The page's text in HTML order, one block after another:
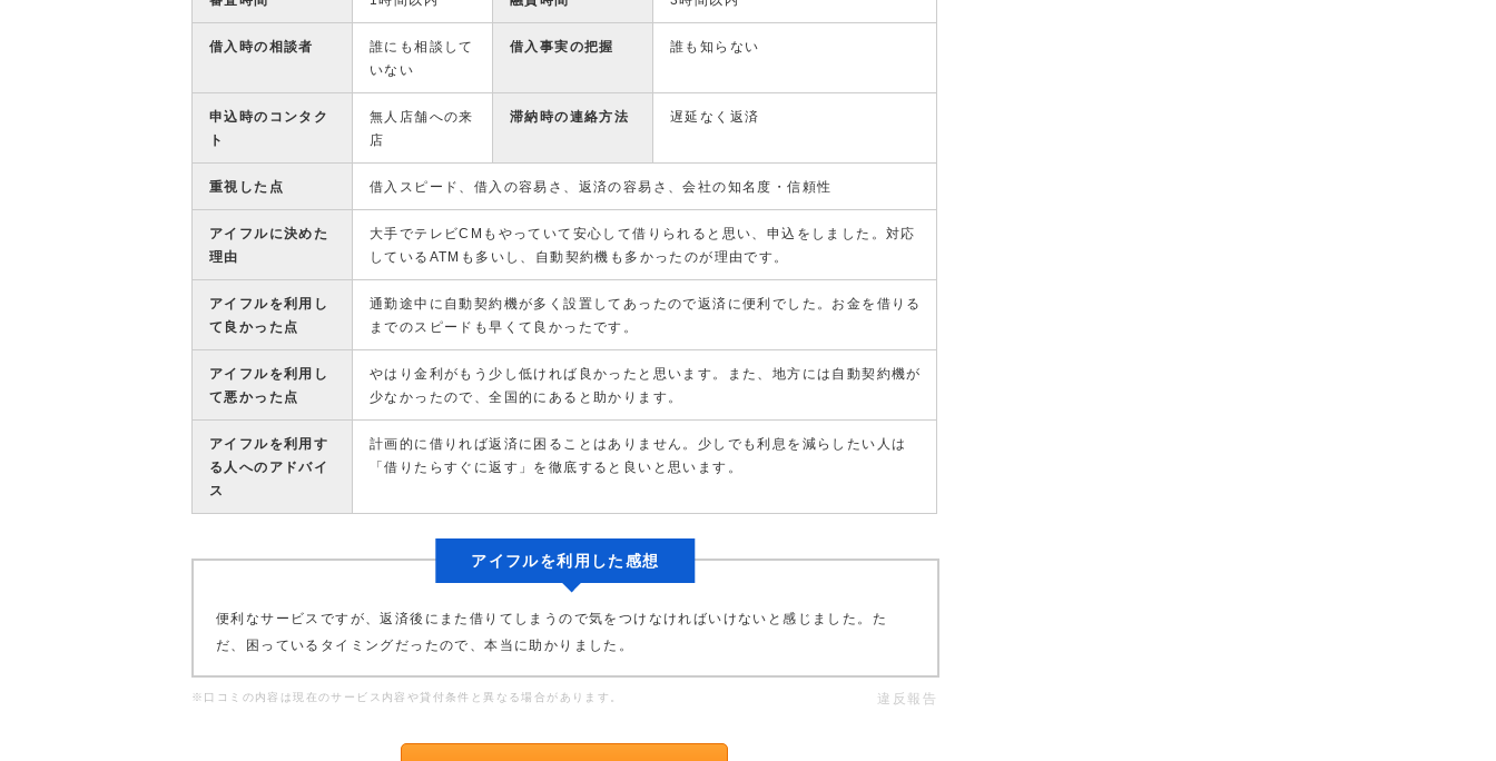
借入時の相談者
誰にも相談して
いない
借入事実の把握 誰も知らない
申込時のコンタク
ト
無人店舗への来
店
滞納時の連絡方法 遅延なく返済
重視した点 借入スピード、借入の容易さ、返済の容易さ、会社の知名度・信頼性
アイフルに決めた
理由
大手でテレビCMもやっていて安心して借りられると思い、申込をしました。対応
しているATMも多いし、自動契約機も多かったのが理由です。
アイフルを利用し
て良かった点
通勤途中に自動契約機が多く設置してあったので返済に便利でした。お金を借りる
までのスピードも早くて良かったです。
アイフルを利用し
て悪かった点
やはり金利がもう少し低ければ良かったと思います。また、地方には自動契約機が
少なかったので、全国的にあると助かります。
アイフルを利用す
る人へのアドバイ
ス
計画的に借りれば返済に困ることはありません。少しでも利息を減らしたい人は
「借りたらすぐに返す」を徹底すると良いと思います。
アイフルを利用した感想
便利なサービスですが、返済後にまた借りてしまうので気をつけなければいけないと感じました。た
だ、困っているタイミングだったので、本当に助かりました。
※口コミの内容は現在のサービス内容や貸付条件と異なる場合があります。 違反報告